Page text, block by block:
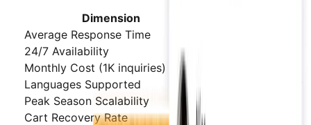
Dimension
Average Response Time
24/7 Availability
Monthly Cost (1K inquiries)
Languages Supported
50+ simultaneously
Peak Season Scalability
Cart Recovery Rate
10-25%